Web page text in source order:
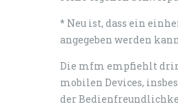
* Neu ist, dass ein
angegeben werden
Die mfm empfiehlt
mobilen Devices,
der